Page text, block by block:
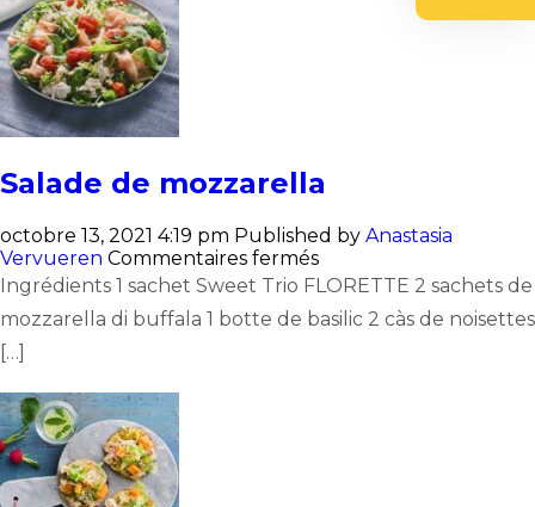
Salade de mozzarella
octobre 13, 2021 4:19 pm Published by Anastasia
Vervueren Commentaires ferméssur
Salade
mozzarella
Ingrédients 1 sachet Sweet Trio FLORETTE 2 sachets de
mozzarella di buffala 1 botte de basilic 2 càs de noisettes
[…]